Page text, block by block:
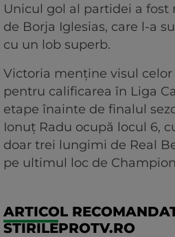
Unicul gol al partidei a
de Borja Iglesias, care l-a
cu un lob superb.
Victoria menține visul
pentru calificarea în Liga
etape înainte de finalul
Ionuț Radu ocupă locul 6,
doar trei lungimi de Real
pe ultimul loc de
ARTICOL
STIRILEPROTV.RO